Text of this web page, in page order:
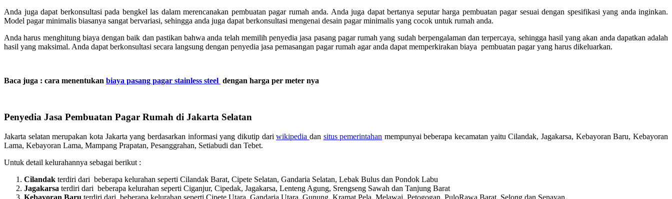
Anda juga dapat berkonsultasi pada bengkel las dalam merencanakan pembuatan pagar rumah anda. Anda juga dapat bertanya seputar harga pembuatan pagar sesuai dengan spesifikasi yang anda inginkan.
Model pagar minimalis biasanya sangat bervariasi, sehingga anda juga dapat berkonsultasi mengenai desain pagar minimalis yang cocok untuk rumah anda.
Anda harus menghitung biaya dengan baik dan pastikan bahwa anda telah memilih penyedia jasa pasang pagar rumah yang sudah berpengalaman dan terpercaya, sehingga hasil yang akan anda dapatkan adalah
hasil yang maksimal. Anda dapat berkonsultasi secara langsung dengan penyedia jasa pemasangan pagar rumah agar anda dapat memperkirakan biaya pembuatan pagar yang harus dikeluarkan.
Baca juga : cara menentukan biaya pasang pagar stainless steel dengan harga per meter nya
Penyedia Jasa Pembuatan Pagar Rumah di Jakarta Selatan
Jakarta selatan merupakan kota Jakarta yang berdasarkan informasi yang dikutip dariwikipedia dan situs pemerintahan mempunyai beberapa kecamatan yaitu Cilandak, Jagakarsa, Kebayoran Baru, Kebayoran
Lama, Kebayoran Lama, Mampang Prapatan, Pesanggrahan, Setiabudi dan Tebet.
Untuk detail kelurahannya sebagai berikut :
Cilandak terdiri dari beberapa kelurahan seperti Cilandak Barat, Cipete Selatan, Gandaria Selatan, Lebak Bulus dan Pondok Labu
Jagakarsa terdiri dari beberapa kelurahan seperti Ciganjur, Cipedak, Jagakarsa, Lenteng Agung, Srengseng Sawah dan Tanjung Barat
Kebayoran Baru terdiri dari beberapa kelurahan seperti Cipete Utara, Gandaria Utara, Gunung, Kramat Pela, Melawai, Petogogan, PuloRawa Barat, Selong dan Senayan.